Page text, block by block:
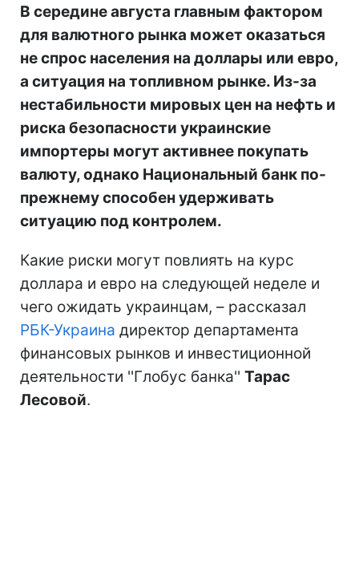
В середине августа главным фактором
для валютного рынка может оказаться
не спрос населения на доллары или евро,
а ситуация на топливном рынке. Из-за
нестабильности мировых цен на нефть и
риска безопасности украинские
импортеры могут активнее покупать
валюту, однако Национальный банк по-
прежнему способен удерживать
ситуацию под контролем.
Какие риски могут повлиять на курс
доллара и евро на следующей неделе и
чего ожидать украинцам, – рассказал
РБК-Украина директор департамента
финансовых рынков и инвестиционной
деятельности ''Глобус банка'' Тарас
Лесовой.